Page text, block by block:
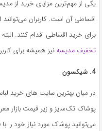
یکی از مهم‌ترین مزایای خرید از
اقساطی آن است. کاربران
برای خرید اقساطی اقدام کنند.
تخفیف مدیسه نیز همیشه برای
4. شیکسون
در میان بهترین سایت های خرید
پوشاک تک‌سایز و زیر قیمت بازار